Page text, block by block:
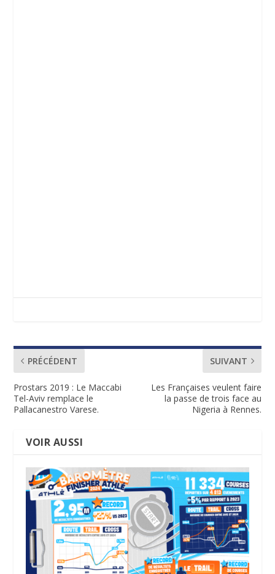
PRÉCÉDENT
Prostars 2019 : Le Maccabi
Tel-Aviv remplace le
Pallacanestro Varese.
SUIVANT
Les Françaises veulent faire
la passe de trois face au
Nigeria à Rennes.
VOIR AUSSI